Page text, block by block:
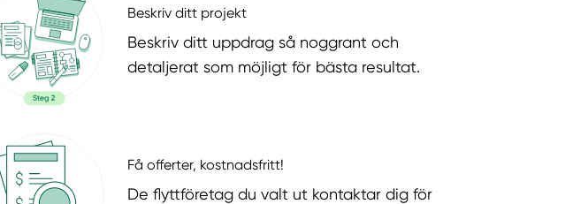
Beskriv ditt projekt
Beskriv ditt uppdrag så noggrant och
detaljerat som möjligt för bästa resultat.
Få offerter, kostnadsfritt!
De flyttföretag du valt ut kontaktar dig för